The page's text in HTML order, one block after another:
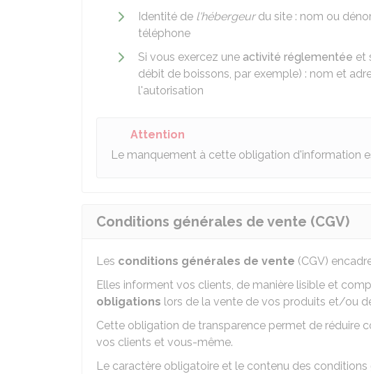
Identité de l'hébergeurdu site : nom ou
téléphone
Si vous exercez une activité réglementée et
débit de boissons, par exemple) : nom et
l'autorisation
Attention
Le manquement à cette obligation d'information
Conditions générales de vente (CGV)
Les conditions générales de vente (CGV)
Elles informent vos clients, de manière lisible et
obligations lors de la vente de vos produits et/ou
Cette obligation de transparence permet de réduire
vos clients et vous-même.
Le caractère obligatoire et le contenu des